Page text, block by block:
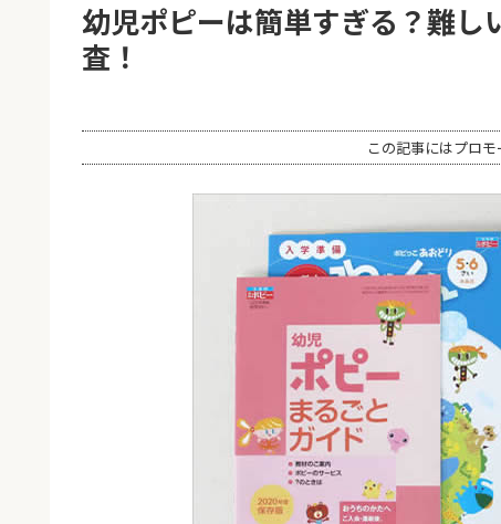
幼児ポピーは簡単すぎる？難
査！
この記事にはプロモ